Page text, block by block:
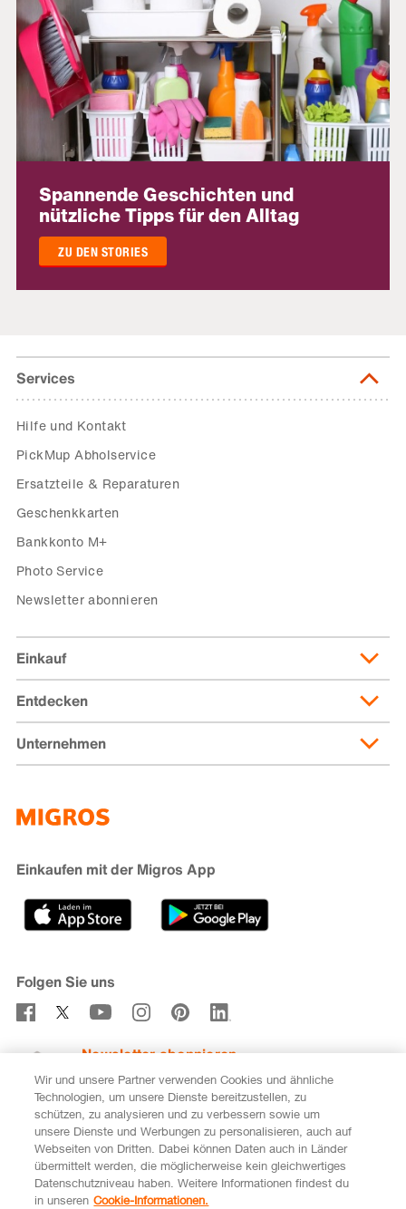
Spannende Geschichten und
nützliche Tipps für den Alltag
ZU DEN STORIES
Services
Hilfe und Kontakt
PickMup Abholservice
Ersatzteile & Reparaturen
Geschenkkarten
Bankkonto M+
Photo Service
Newsletter abonnieren
Einkauf
Lieferung & Lieferkosten
Lieferpass
Zahlungsmöglichkeiten
Cumulus
Filialfinder
Entdecken
Migusto
iMpuls
Migros Bank
Unternehmen
Nachhaltigkeit
Karriere
Sponsoring
Medien
Verhaltenskodex & Meldestelle
Einkaufen mit der Migros App
Folgen Sie uns
Newsletter abonnieren
Rechtliches Datenschutz
Impressum
Cookie-Einstellungen
FR
Wir und unsere Partner verwenden Cookies und ähnliche
Technologien, um unsere Dienste bereitzustellen, zu
schützen, zu analysieren und zu verbessern sowie um
unsere Dienste und Werbungen zu personalisieren, auch auf
Webseiten von Dritten. Dabei können Daten auch in Länder
übermittelt werden, die möglicherweise kein gleichwertiges
Datenschutzniveau haben. Weitere Informationen findest du
in unseren Cookie-Informationen.